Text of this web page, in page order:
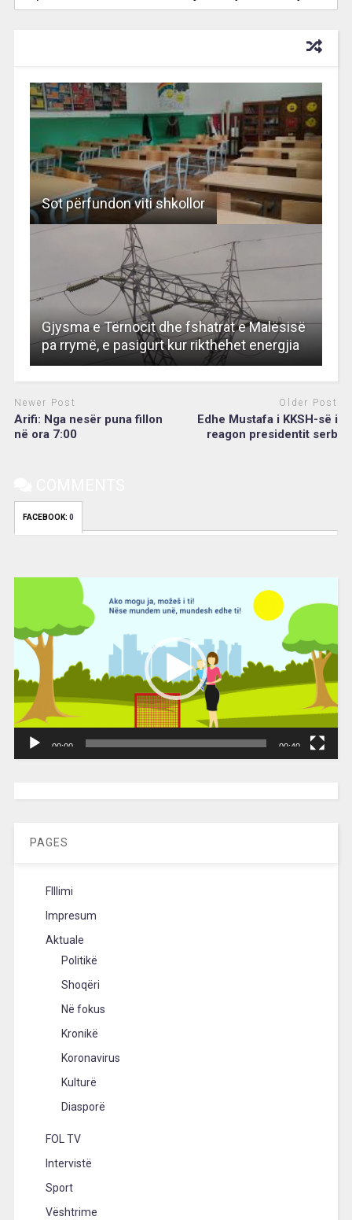
Sot përfundon viti shkollor
Gjysma e Tërnocit dhe fshatrat e Malësisë
pa rrymë, e pasigurt kur rikthehet energjia
Newer Post
Arifi: Nga nesër puna fillon
në ora 7:00
Older Post
Edhe Mustafa i KKSH-së i
reagon presidentit serb
FACEBOOK: 0
00:00 00:40
PAGES
FIllimi
Impresum
Aktuale
Politikë
Shoqëri
Në fokus
Kronikë
Koronavirus
Kulturë
Diasporë
FOL TV
Intervistë
Sport
Vështrime